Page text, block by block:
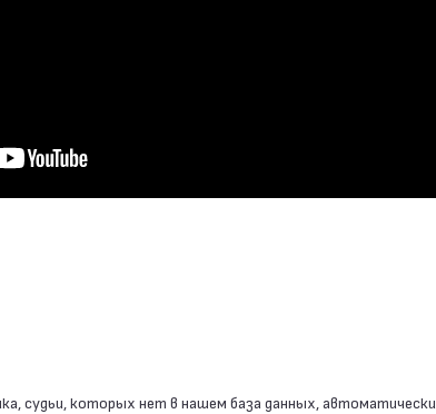
судьи, которых нет в нашем база данных, автоматически